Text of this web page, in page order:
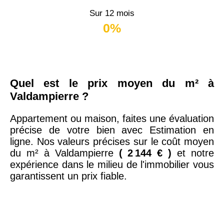
Sur 12 mois
0%
Quel est le prix moyen du m² à
Valdampierre ?
Appartement ou maison, faites une évaluation
précise de votre bien avec Estimation en
ligne. Nos valeurs précises sur le coût moyen
du m² à Valdampierre ( 2 144 € ) et notre
expérience dans le milieu de l'immobilier vous
garantissent un prix fiable.